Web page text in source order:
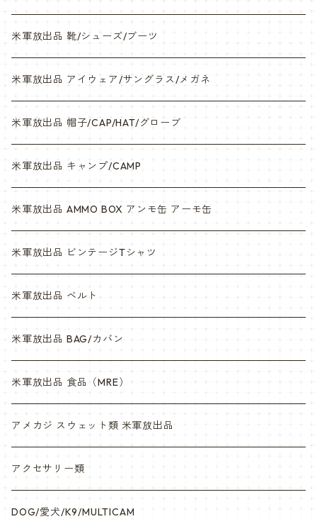
米軍放出品 靴/シューズ/ブーツ
米軍放出品 アイウェア/サングラス/メガネ
米軍放出品 帽子/CAP/HAT/グローブ
米軍放出品 キャンプ/CAMP
米軍放出品 AMMO BOX アンモ缶 アーモ缶
米軍放出品 ビンテージTシャツ
米軍放出品 ベルト
米軍放出品 BAG/カバン
米軍放出品 食品（MRE）
アメカジ スウェット類 米軍放出品
アクセサリー類
DOG/愛犬/K9/MULTICAM